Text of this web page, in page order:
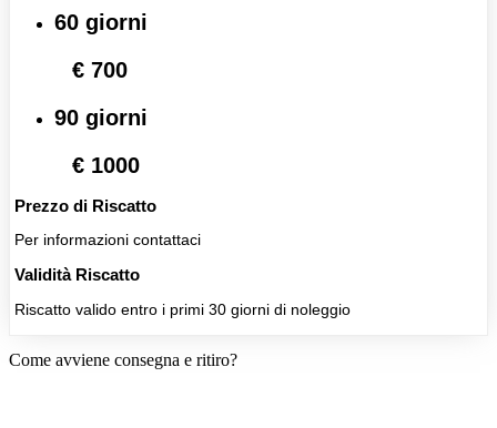
60 giorni
€ 700
90 giorni
€ 1000
Prezzo di Riscatto
Per informazioni contattaci
Validità Riscatto
Riscatto valido entro i primi 30 giorni di noleggio
Come avviene consegna e ritiro?